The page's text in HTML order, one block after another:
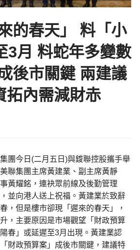
的春天」 料「小
3月 料蛇年多變數
後市關鍵 兩建議
拓內需減財赤
團今日(二月五日)與鋑聯控股攜手舉
聯集團主席黃建業、副主席黃靜
黃耀銘，連袂眾前線及後勤管理
並向港人送上祝福。黃建業於致辭
，但是樓市卻現「遲來的春天」，
，主要原因是市場觀望「財政預算
春」或延遲至3月出現。黃建業認
財政預算案」成後市關鍵，建議特